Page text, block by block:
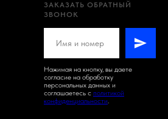
ЗАКАЗАТЬ ОБРАТНЫЙ
ЗВОНОК
Нажимая на кнопку, вы даете
согласие на обработку
персональных данных и
соглашаетесь c политикой
конфиденциальности.